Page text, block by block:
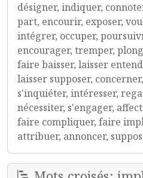
désigner, indiquer,
part, encourir, exposer,
intégrer, occuper,
encourager, tremper,
faire baisser, laisser
laisser supposer,
s'inquiéter, intéresser,
nécessiter, s'engager,
faire compliquer, faire
attribuer, annoncer,